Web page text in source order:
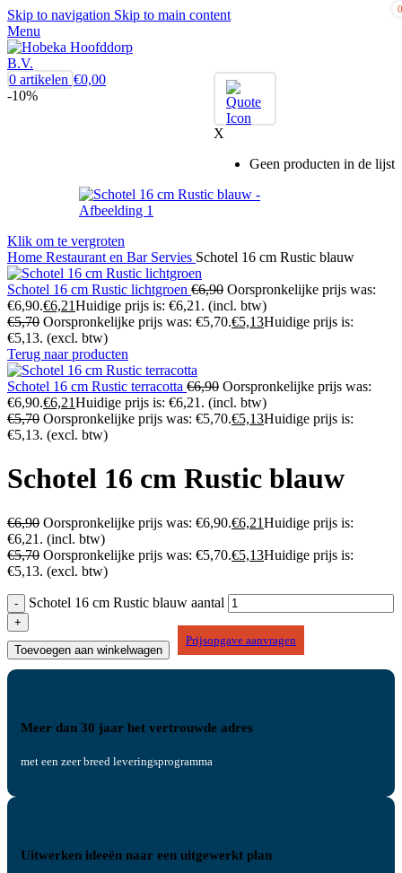
Skip to navigation Skip to main content
Menu
0
X
Geen producten in de lijst
0 artikelen €0,00
-10%
Klik om te vergroten
Home Restaurant en Bar Servies Schotel 16 cm Rustic blauw
Schotel 16 cm Rustic lichtgroen €6,90 Oorspronkelijke prijs was:
€6,90.€6,21Huidige prijs is: €6,21. (incl. btw)
€5,70 Oorspronkelijke prijs was: €5,70.€5,13Huidige prijs is:
€5,13. (excl. btw)
Terug naar producten
Schotel 16 cm Rustic terracotta €6,90 Oorspronkelijke prijs was:
€6,90.€6,21Huidige prijs is: €6,21. (incl. btw)
€5,70 Oorspronkelijke prijs was: €5,70.€5,13Huidige prijs is:
€5,13. (excl. btw)
Schotel 16 cm Rustic blauw
€6,90 Oorspronkelijke prijs was: €6,90.€6,21Huidige prijs is:
€6,21. (incl. btw)
€5,70 Oorspronkelijke prijs was: €5,70.€5,13Huidige prijs is:
€5,13. (excl. btw)
Schotel 16 cm Rustic blauw aantal
Toevoegen aan winkelwagen
Prijsopgave aanvragen
Meer dan 30 jaar het vertrouwde adres
met een zeer breed leveringsprogramma
Uitwerken ideeën naar een uitgewerkt plan